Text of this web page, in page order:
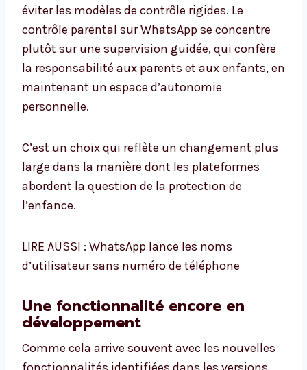
éviter les modèles de contrôle rigides. Le
contrôle parental sur WhatsApp se concentre
plutôt sur une supervision guidée, qui confère
la responsabilité aux parents et aux enfants, en
maintenant un espace d’autonomie
personnelle.
C’est un choix qui reflète un changement plus
large dans la manière dont les plateformes
abordent la question de la protection de
l’enfance.
LIRE AUSSI : WhatsApp lance les noms
d’utilisateur sans numéro de téléphone
Une fonctionnalité encore en
développement
Comme cela arrive souvent avec les nouvelles